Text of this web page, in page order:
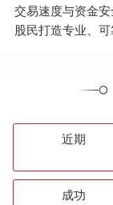
交易速度与资金
股民打造专业、可
近期
成功